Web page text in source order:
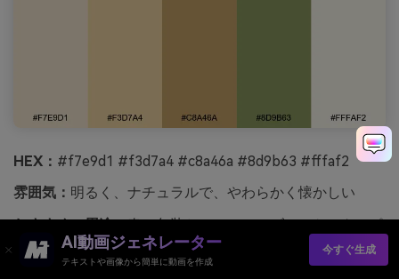
HEX： #f7e9d1 #f3d7a4 #c8a46a #8d9b63 #fffaf2
雰囲気： 明るく、ナチュラルで、やわらかく懐かしい
おすすめの用途：春の包装とファーマーズマーケットのポ
スター
AI動画ジェネレーター
テキストや画像から簡単に動画を作成
今すぐ生成